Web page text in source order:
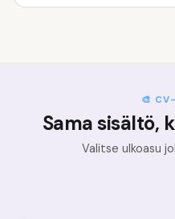
🎨
Sama sisältö,
Valitse ulkoasu